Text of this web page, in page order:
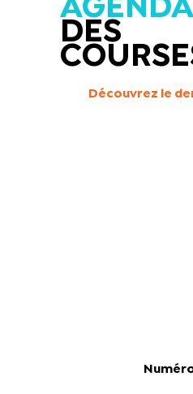
AGENDA
DES
Découvrez le